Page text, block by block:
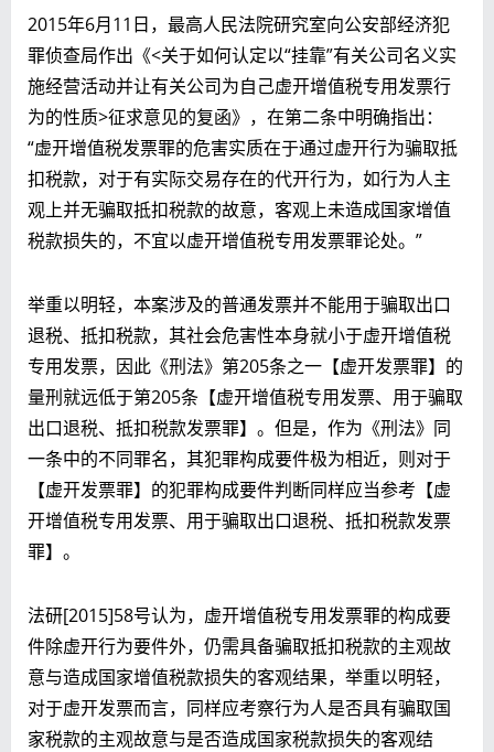
2015年6月11日，最高人民法院研究室向公安部经济犯
罪侦查局作出《<关于如何认定以“挂靠”有关公司名义实
施经营活动并让有关公司为自己虚开增值税专用发票行
为的性质>征求意见的复函》，在第二条中明确指出：
“虚开增值税发票罪的危害实质在于通过虚开行为骗取抵
扣税款，对于有实际交易存在的代开行为，如行为人主
观上并无骗取抵扣税款的故意，客观上未造成国家增值
税款损失的，不宜以虚开增值税专用发票罪论处。”
举重以明轻，本案涉及的普通发票并不能用于骗取出口
退税、抵扣税款，其社会危害性本身就小于虚开增值税
专用发票，因此《刑法》第205条之一【虚开发票罪】的
量刑就远低于第205条【虚开增值税专用发票、用于骗取
出口退税、抵扣税款发票罪】。但是，作为《刑法》同
一条中的不同罪名，其犯罪构成要件极为相近，则对于
【虚开发票罪】的犯罪构成要件判断同样应当参考【虚
开增值税专用发票、用于骗取出口退税、抵扣税款发票
罪】。
法研[2015]58号认为，虚开增值税专用发票罪的构成要
件除虚开行为要件外，仍需具备骗取抵扣税款的主观故
意与造成国家增值税款损失的客观结果，举重以明轻，
对于虚开发票而言，同样应考察行为人是否具有骗取国
家税款的主观故意与是否造成国家税款损失的客观结